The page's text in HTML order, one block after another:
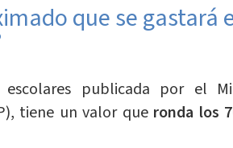
que se gastará
publicada por el
tiene un valor queronda los